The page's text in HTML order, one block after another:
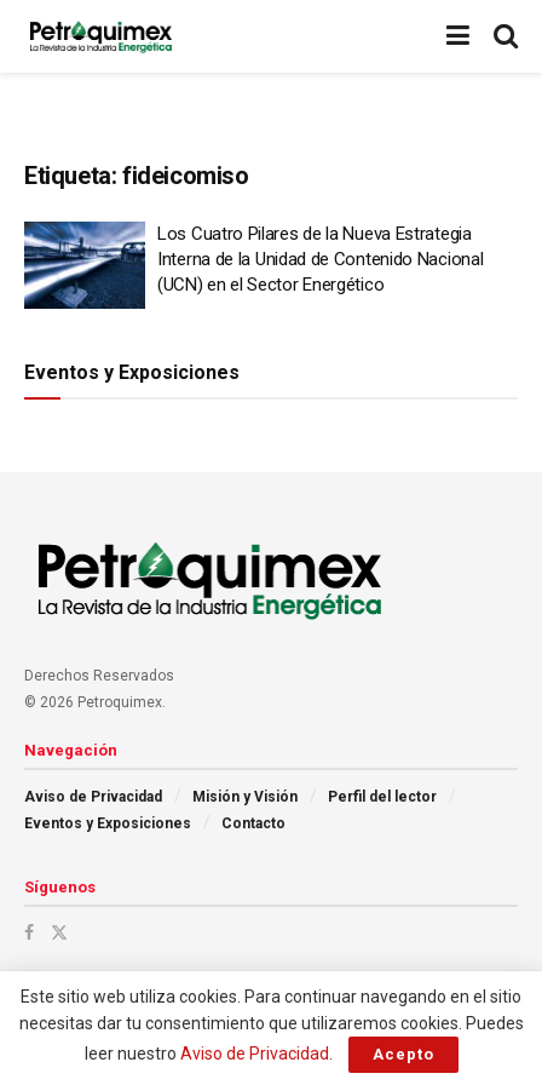
Etiqueta: fideicomiso
Los Cuatro Pilares de la Nueva Estrategia
Interna de la Unidad de Contenido Nacional
(UCN) en el Sector Energético
Eventos y Exposiciones
Derechos Reservados
© 2026 Petroquimex.
Navegación
Aviso de Privacidad Misión y Visión
Perfil del lector
Eventos y Exposiciones
Contacto
Síguenos
Este sitio web utiliza cookies. Para continuar navegando en el sitio
necesitas dar tu consentimiento que utilizaremos cookies. Puedes
leer nuestro Aviso de Privacidad Acepto